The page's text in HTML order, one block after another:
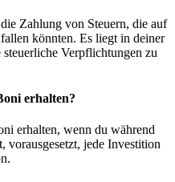
Zahlung von Steuern, die auf
könnten. Es liegt in deiner
Verpflichtungen zu
erhalten?
erhalten, wenn du während
vorausgesetzt, jede Investition